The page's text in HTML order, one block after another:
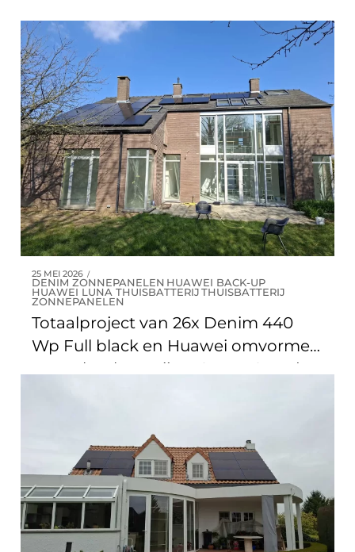
9
0
7
8
9
0
9
0
25 MEI 2026
DENIM ZONNEPANELEN HUAWEI BACK-UP
HUAWEI LUNA THUISBATTERIJ THUISBATTERIJ
ZONNEPANELEN
Totaalproject van 26x Denim 440
Wp Full black en Huawei omvormer
met 15kW batterij en Smart Guard +
te Wezembeek-Oppem